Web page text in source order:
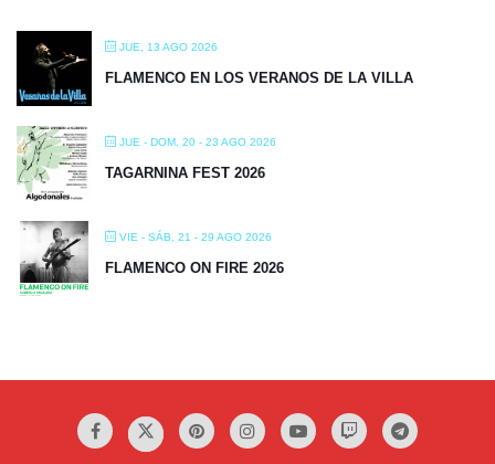
JUE, 13 AGO 2026
FLAMENCO EN LOS VERANOS DE LA VILLA
JUE - DOM, 20 - 23 AGO 2026
TAGARNINA FEST 2026
VIE - SÁB, 21 - 29 AGO 2026
FLAMENCO ON FIRE 2026